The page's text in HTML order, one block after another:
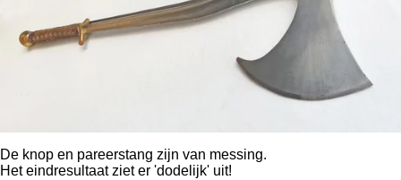
De knop en pareerstang zijn van messing.
Het eindresultaat ziet er 'dodelijk' uit!